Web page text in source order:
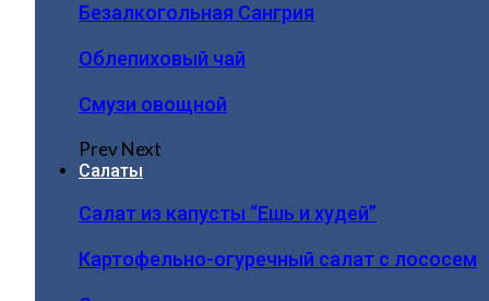
Безалкогольная Сангрия
Облепиховый чай
Смузи овощной
PrevNext
Салаты
Салат из капусты “Ешь и худей”
Картофельно-огуречный салат с лососем